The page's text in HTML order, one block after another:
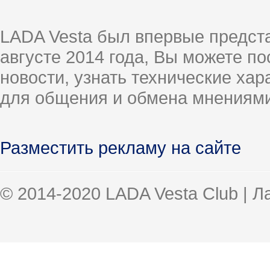
LADA Vesta был впервые
августе 2014 года, Вы можете
новости, узнать технические
для общения и обмена
Разместить рекламу на сайте
© 2014-2020 LADA Vesta Club |